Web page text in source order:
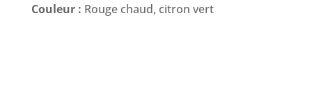
Couleur : Rouge chaud, citron vert